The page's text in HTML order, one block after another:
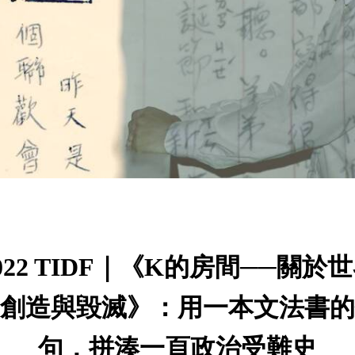
TIDF｜《K的房間──關於
造與毀滅》：用一本文法書
句，拼湊一頁政治受難史